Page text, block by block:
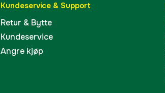
Kundeservice & Support
Retur & Bytte
Kundeservice
Angre kjøp